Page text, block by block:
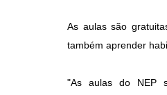
As aulas são
também aprender
"As aulas do NEP